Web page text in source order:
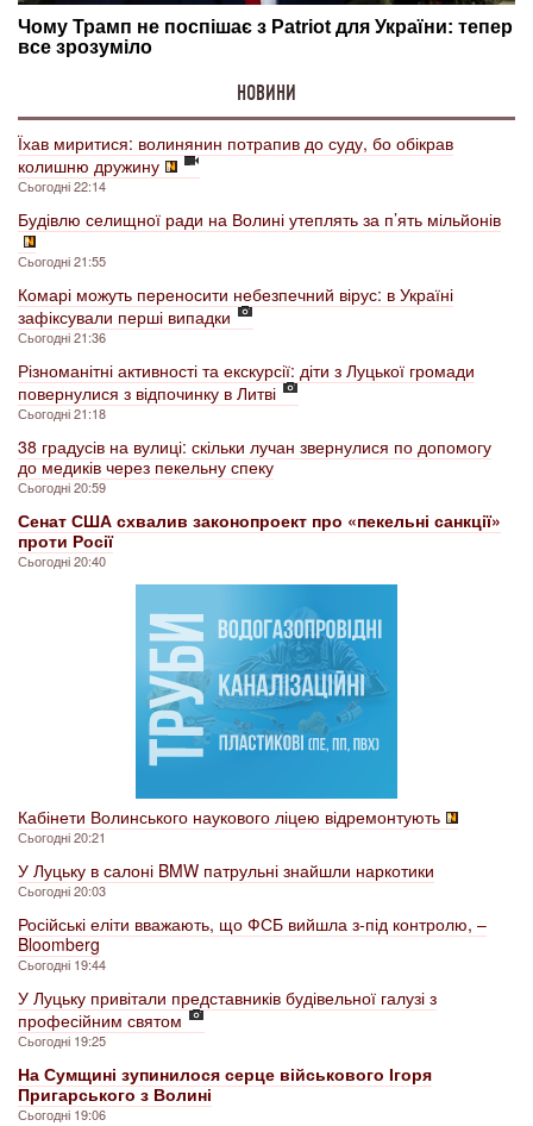
НОВИНИ
Їхав миритися: волинянин потрапив до суду, бо обікрав
колишню дружину
Сьогодні 22:14
Будівлю селищної ради на Волині утеплять за п’ять мільйонів
Сьогодні 21:55
Комарі можуть переносити небезпечний вірус: в Україні
зафіксували перші випадки
Сьогодні 21:36
Різноманітні активності та екскурсії: діти з Луцької громади
повернулися з відпочинку в Литві
Сьогодні 21:18
38 градусів на вулиці: скільки лучан звернулися по допомогу
до медиків через пекельну спеку
Сьогодні 20:59
Сенат США схвалив законопроект про «пекельні санкції»
проти Росії
Сьогодні 20:40
Кабінети Волинського наукового ліцею відремонтують
Сьогодні 20:21
У Луцьку в салоні BMW патрульні знайшли наркотики
Сьогодні 20:03
Російські еліти вважають, що ФСБ вийшла з-під контролю, –
Bloomberg
Сьогодні 19:44
У Луцьку привітали представників будівельної галузі з
професійним святом
Сьогодні 19:25
На Сумщині зупинилося серце військового Ігоря
Пригарського з Волині
Сьогодні 19:06